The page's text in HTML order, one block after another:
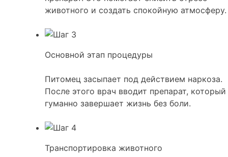
животного и создать спокойную атмосферу.
Основной этап процедуры
Питомец засыпает под действием наркоза.
После этого врач вводит препарат, который
гуманно завершает жизнь без боли.
Транспортировка животного